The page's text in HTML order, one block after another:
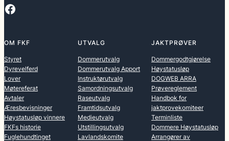
Facebook
OM FKF
Styret
Dyrevelferd
Lover
Møtereferat
Avtaler
Æresbevisninger
Høystatusløp vinnere
FKFs historie
Fuglehundtinget
UTVALG
Dommerutvalg
Dommerutvalg Apport
Instruktørutvalg
Samordningsutvalg
Raseutvalg
Framtidsutvalg
Medieutvalg
Utstillingsutvalg
Lavlandskomite
JAKTPRØVER
Dommergodtgjørelse
Høystatusløp
DOGWEB ARRA
Prøvereglement
Handbok for
jaktprovekomiteer
Terminliste
Dommere Høystatusløp
Arrangører av